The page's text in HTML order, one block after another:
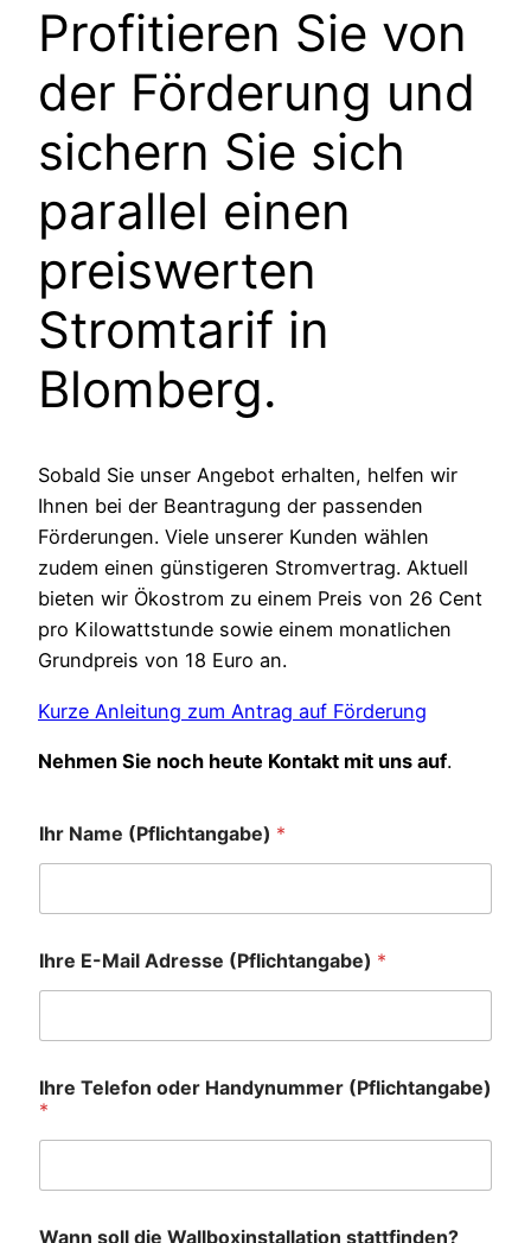
Profitieren Sie von
der Förderung und
sichern Sie sich
parallel einen
preiswerten
Stromtarif in
Blomberg.
Sobald Sie unser Angebot erhalten, helfen wir
Ihnen bei der Beantragung der passenden
Förderungen. Viele unserer Kunden wählen
zudem einen günstigeren Stromvertrag. Aktuell
bieten wir Ökostrom zu einem Preis von 26 Cent
pro Kilowattstunde sowie einem monatlichen
Grundpreis von 18 Euro an.
Kurze Anleitung zum Antrag auf Förderung
Nehmen Sie noch heute Kontakt mit uns auf.
Ihr Name (Pflichtangabe) *
Ihre E-Mail Adresse (Pflichtangabe) *
Ihre Telefon oder Handynummer (Pflichtangabe)
*
Wann soll die Wallboxinstallation stattfinden?